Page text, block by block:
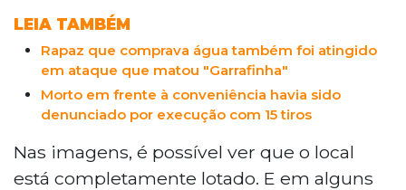
LEIA TAMBÉM
Rapaz que comprava água também foi atingido
em ataque que matou "Garrafinha"
Morto em frente à conveniência havia sido
denunciado por execução com 15 tiros
Nas imagens, é possível ver que o local
está completamente lotado. E em alguns